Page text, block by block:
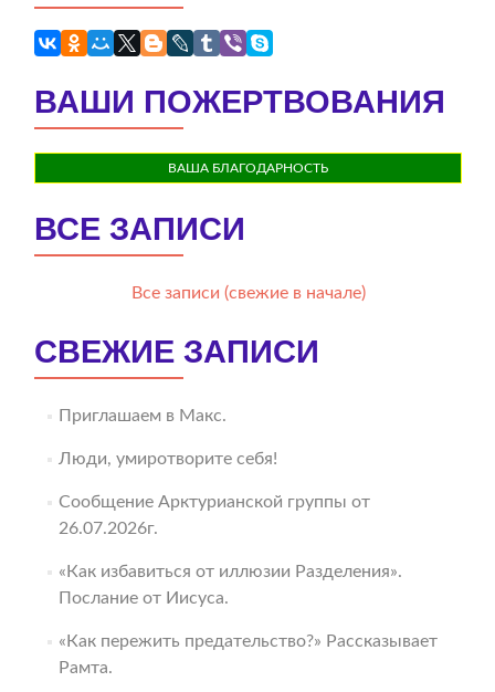
ВАШИ ПОЖЕРТВОВАНИЯ
ВАША БЛАГОДАРНОСТЬ
ВСЕ ЗАПИСИ
Все записи (свежие в начале)
СВЕЖИЕ ЗАПИСИ
Приглашаем в Макс.
Люди, умиротворите себя!
Сообщение Арктурианской группы от
26.07.2026г.
«Как избавиться от иллюзии Разделения».
Послание от Иисуса.
«Как пережить предательство?» Рассказывает
Рамта.